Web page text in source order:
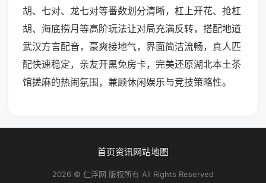
胡、七对、龙七对等番数划分清晰，杠上开花、抢杠
胡、海底捞月等高阶玩法让对局充满反转，搭配地道
武汉方言配音，豪爽接地气，界面简洁流畅，真人匹
配快速稳定，亲友开黑免房卡，完美还原湖北本土茶
馆搓麻的热闹氛围，兼顾休闲娱乐与竞技策略性。
首页资讯网站地图
2026 © 仁浮网 版权所有 All Rights Reserved